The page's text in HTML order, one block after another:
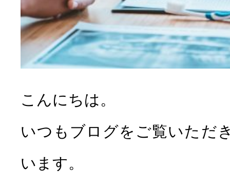
むし歯治療 根管治療
セラミック
こんにちは。
いつもブログをご覧いただ
います。